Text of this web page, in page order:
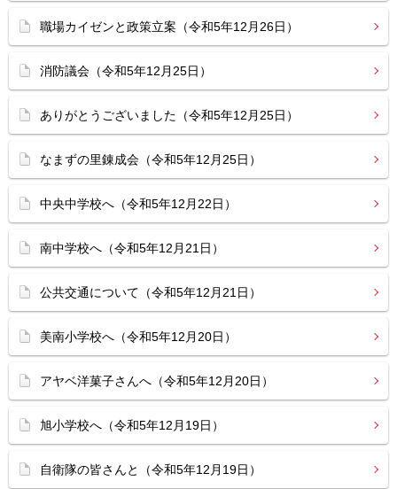
職場カイゼンと政策立案（令和5年12月26日）
消防議会（令和5年12月25日）
ありがとうございました（令和5年12月25日）
なまずの里錬成会（令和5年12月25日）
中央中学校へ（令和5年12月22日）
南中学校へ（令和5年12月21日）
公共交通について（令和5年12月21日）
美南小学校へ（令和5年12月20日）
アヤベ洋菓子さんへ（令和5年12月20日）
旭小学校へ（令和5年12月19日）
自衛隊の皆さんと（令和5年12月19日）